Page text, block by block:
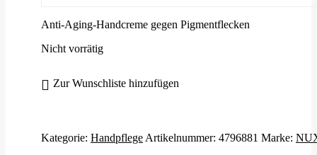
Anti-Aging-Handcreme gegen Pigmentflecken
Nicht vorrätig
Zur Wunschliste hinzufügen
Kategorie: Handpflege Artikelnummer: 4796881 Marke: